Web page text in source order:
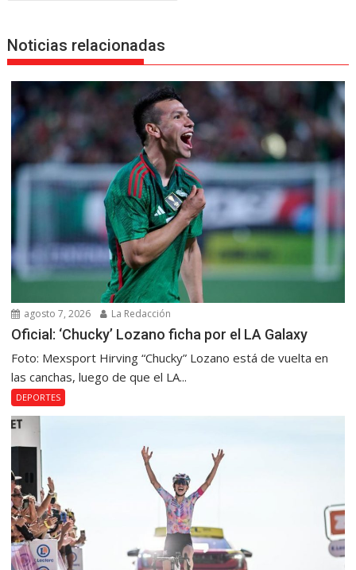
Noticias relacionadas
agosto 7, 2026 La Redacción
Oficial: ‘Chucky’ Lozano ficha por el LA Galaxy
Foto: Mexsport Hirving “Chucky” Lozano está de vuelta en
las canchas, luego de que el LA...
DEPORTES